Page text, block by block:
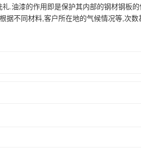
.油漆的作用即是保护其内部的钢材钢板
据不同材料,客户所在地的气候情况等,次